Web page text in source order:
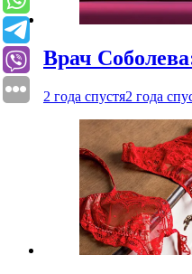
Врач
2 года спустя2 года